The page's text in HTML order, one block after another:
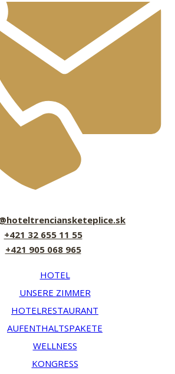
+421 32 655 11 55
+421 905 068 965
HOTEL
UNSERE ZIMMER
HOTELRESTAURANT
AUFENTHALTSPAKETE
WELLNESS
KONGRESS